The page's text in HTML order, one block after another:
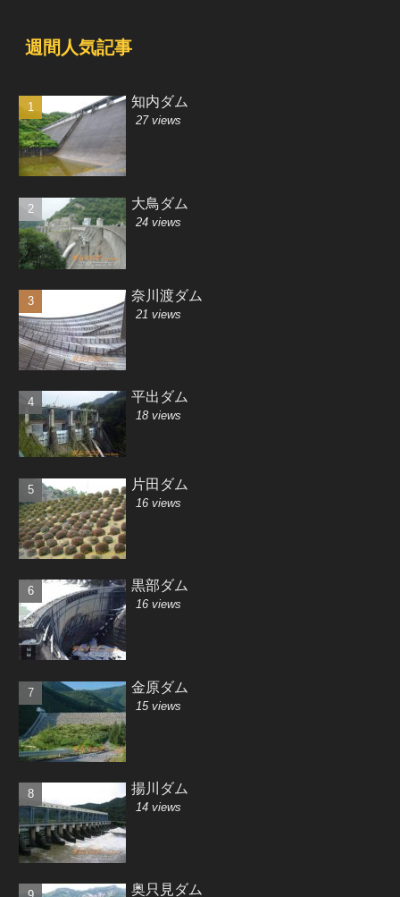
週間人気記事
知内ダム
27 views
大鳥ダム
24 views
奈川渡ダム
21 views
平出ダム
18 views
片田ダム
16 views
黒部ダム
16 views
金原ダム
15 views
揚川ダム
14 views
奥只見ダム